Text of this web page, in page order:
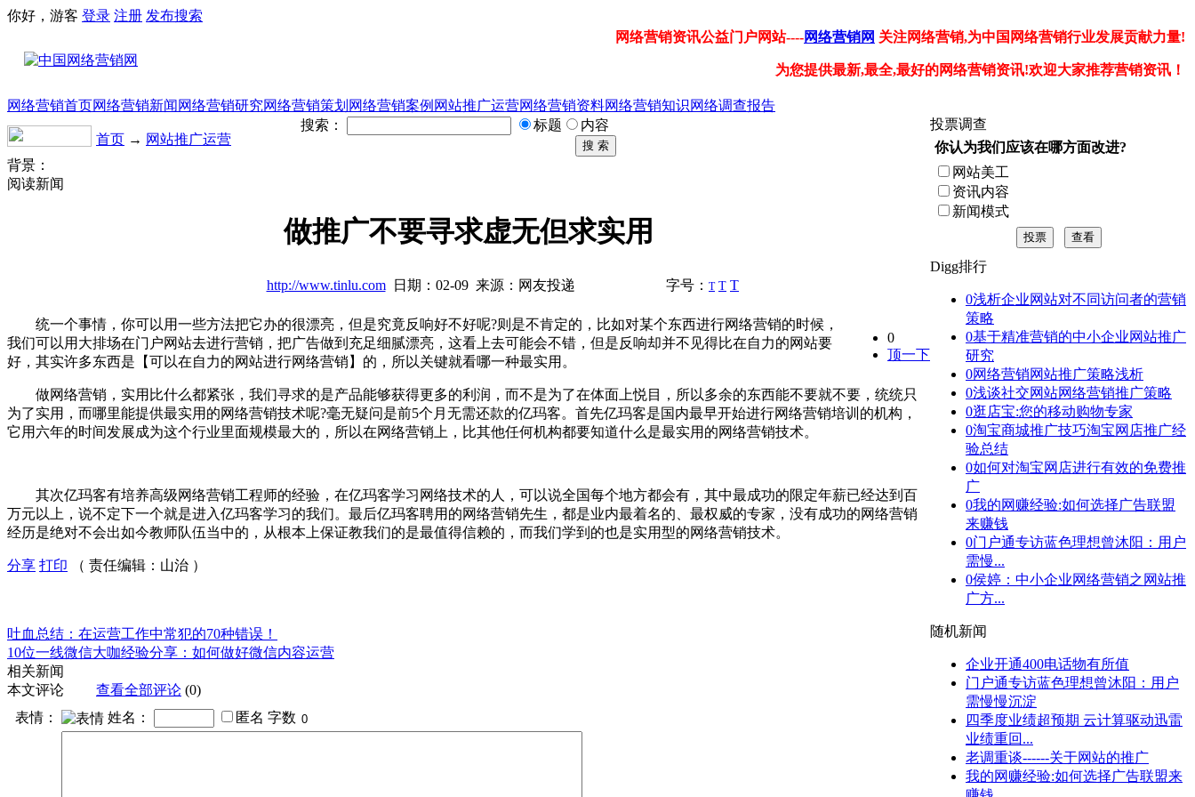
你好，游客 登录 注册 发布搜索
网络营销资讯公益门户网站----网络营销网 关注网络营销,为中国网络营销行业发展贡献力量!
为您提供最新,最全,最好的网络营销资讯!欢迎大家推荐营销资讯！
网络营销首页网络营销新闻 网络营销研究网络营销策划 网络营销案例 网站推广运营网络营销资料网络营销知识网络调查报告
首页 → 网站推广运营
搜索： 标题 内容
搜 索
背景：
阅读新闻
做推广不要寻求虚无但求实用
http://www.tinlu.com日期：02-09 来源：网友投递 字号： T T T
0
顶一下
统一个事情，你可以用一些方法把它办的很漂亮，但是究竟反响好不好呢?则是不肯定的，比如对某个东西进行网络营销的时候，
我们可以用大排场在门户网站去进行营销，把广告做到充足细腻漂亮，这看上去可能会不错，但是反响却并不见得比在自力的网站要
好，其实许多东西是【可以在自力的网站进行网络营销】的，所以关键就看哪一种最实用。
做网络营销，实用比什么都紧张，我们寻求的是产品能够获得更多的利润，而不是为了在体面上悦目，所以多余的东西能不要就不要，统统只
为了实用，而哪里能提供最实用的网络营销技术呢?毫无疑问是前5个月无需还款的亿玛客。首先亿玛客是国内最早开始进行网络营销培训的机构，
它用六年的时间发展成为这个行业里面规模最大的，所以在网络营销上，比其他任何机构都要知道什么是最实用的网络营销技术。
其次亿玛客有培养高级网络营销工程师的经验，在亿玛客学习网络技术的人，可以说全国每个地方都会有，其中最成功的限定年薪已经达到百
万元以上，说不定下一个就是进入亿玛客学习的我们。最后亿玛客聘用的网络营销先生，都是业内最着名的、最权威的专家，没有成功的网络营销
经历是绝对不会出如今教师队伍当中的，从根本上保证教我们的是最值得信赖的，而我们学到的也是实用型的网络营销技术。
分享 打印 （ 责任编辑：山治 ）
吐血总结：在运营工作中常犯的70种错误！
10位一线微信大咖经验分享：如何做好微信内容运营
相关新闻
本文评论
查看全部评论 (0)
表情：
姓名： 匿名 字数
投票调查
你认为我们应该在哪方面改进?
网站美工
资讯内容
新闻模式
投票 查看
Digg排行
0浅析企业网站对不同访问者的营销
策略
0基于精准营销的中小企业网站推广
研究
0网络营销网站推广策略浅析
0浅谈社交网站网络营销推广策略
0逛店宝:您的移动购物专家
0淘宝商城推广技巧淘宝网店推广经
验总结
0如何对淘宝网店进行有效的免费推
广
0我的网赚经验:如何选择广告联盟
来赚钱
0门户通专访蓝色理想曾沐阳：用户
需慢...
0侯婷：中小企业网络营销之网站推
广方...
随机新闻
企业开通400电话物有所值
门户通专访蓝色理想曾沐阳：用户
需慢慢沉淀
四季度业绩超预期 云计算驱动迅雷
业绩重回...
老调重谈------关于网站的推广
我的网赚经验:如何选择广告联盟来